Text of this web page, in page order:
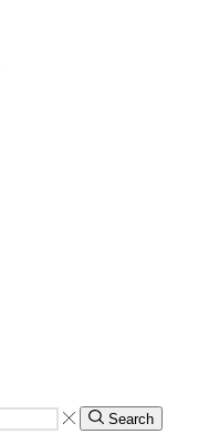
Search